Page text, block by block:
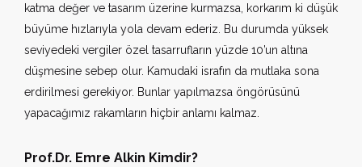
katma değer ve tasarım üzerine kurmazsa, korkarım ki düşük
büyüme hızlarıyla yola devam ederiz. Bu durumda yüksek
seviyedeki vergiler özel tasarrufların yüzde 10’un altına
düşmesine sebep olur. Kamudaki israfın da mutlaka sona
erdirilmesi gerekiyor. Bunlar yapılmazsa öngörüsünü
yapacağımız rakamların hiçbir anlamı kalmaz.
Prof.Dr. Emre Alkin Kimdir?